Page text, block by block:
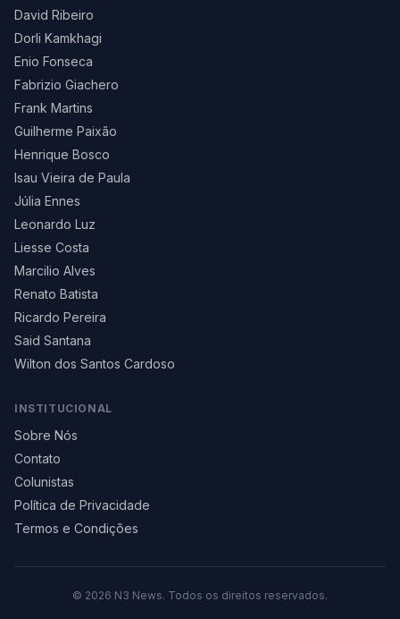
David Ribeiro
Dorli Kamkhagi
Enio Fonseca
Fabrizio Giachero
Frank Martins
Guilherme Paixão
Henrique Bosco
Isau Vieira de Paula
Júlia Ennes
Leonardo Luz
Liesse Costa
Marcilio Alves
Renato Batista
Ricardo Pereira
Said Santana
Wilton dos Santos Cardoso
INSTITUCIONAL
Sobre Nós
Contato
Colunistas
Política de Privacidade
Termos e Condições
© 2026 N3 News. Todos os direitos reservados.